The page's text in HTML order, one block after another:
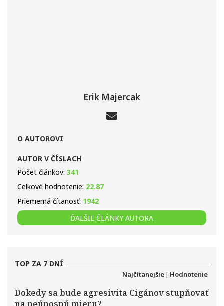
Erik Majercak
O AUTOROVI
AUTOR V ČÍSLACH
Počet článkov: 341
Celkové hodnotenie: 22.87
Priemerná čítanosť: 1942
ĎALŠIE ČLÁNKY AUTORA
TOP ZA 7 DNÍ
Najčítanejšie | Hodnotenie
Dokedy sa bude agresivita Cigánov stupňovať